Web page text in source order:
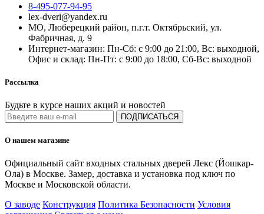
8-495-077-94-95
lex-dveri@yandex.ru
МО, Люберецкий район, п.г.т. Октябрьский, ул.
Фабричная, д. 9
Интернет-магазин: Пн-Сб: с 9:00 до 21:00, Вс: выходной,
Офис и склад: Пн-Пт: с 9:00 до 18:00, Сб-Вс: выходной
Рассылка
Будьте в курсе наших акций и новостей
ПОДПИСАТЬСЯ
О нашем магазине
Официальный сайт входных стальных дверей Лекс (Йошкар-
Ола) в Москве. Замер, доставка и установка под ключ по
Москве и Московской области.
О заводе Конструкция Политика Безопасности Условия